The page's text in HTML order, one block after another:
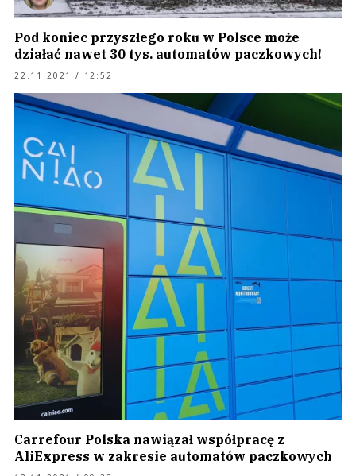
Pod koniec przyszłego roku w Polsce może
działać nawet 30 tys. automatów paczkowych!
22.11.2021 / 12:52
Carrefour Polska nawiązał współpracę z
AliExpress w zakresie automatów paczkowych